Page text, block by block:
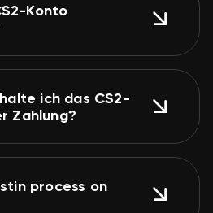
Konto
ich das CS2-
Zahlung?
process on